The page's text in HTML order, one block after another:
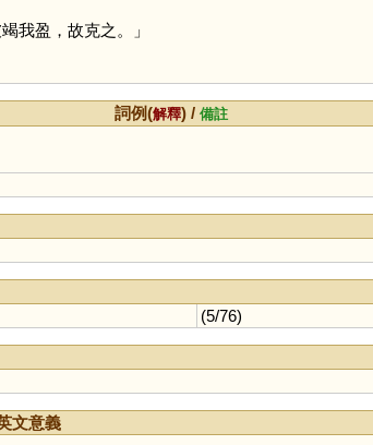
我盈，故克之。」
詞例(解釋) /備註
(5/76)
文意義